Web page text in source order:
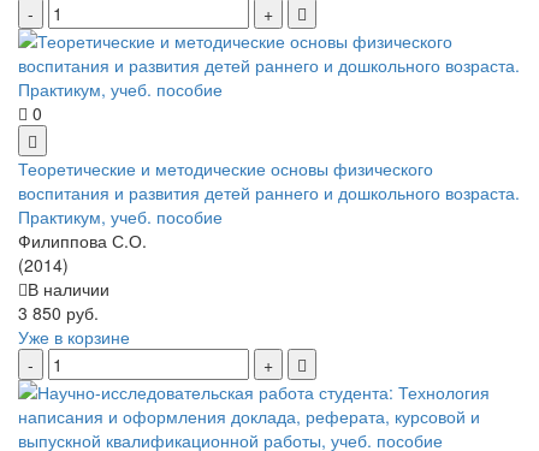
0
Теоретические и методические основы физического
воспитания и развития детей раннего и дошкольного возраста.
Практикум, учеб. пособие
Филиппова С.О.
(2014)
В наличии
3 850 руб.
Уже в корзине